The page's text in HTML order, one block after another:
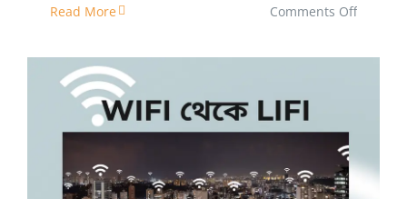
Read More Comments Offon